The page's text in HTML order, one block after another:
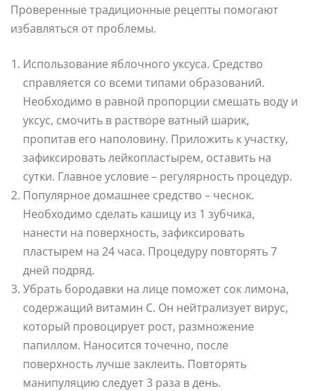
Проверенные традиционные рецепты помогают
избавляться от проблемы.
Использование яблочного уксуса. Средство
справляется со всеми типами образований.
Необходимо в равной пропорции смешать воду и
уксус, смочить в растворе ватный шарик,
пропитав его наполовину. Приложить к участку,
зафиксировать лейкопластырем, оставить на
сутки. Главное условие – регулярность процедур.
Популярное домашнее средство – чеснок.
Необходимо сделать кашицу из 1 зубчика,
нанести на поверхность, зафиксировать
пластырем на 24 часа. Процедуру повторять 7
дней подряд.
Убрать бородавки на лице поможет сок лимона,
содержащий витамин С. Он нейтрализует вирус,
который провоцирует рост, размножение
папиллом. Наносится точечно, после
поверхность лучше заклеить. Повторять
манипуляцию следует 3 раза в день.